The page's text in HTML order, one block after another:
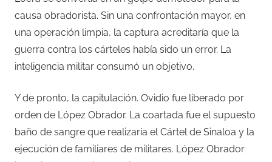
causa obradorista. Sin una confrontación mayor, en
una operación limpia, la captura acreditaría que la
guerra contra los cárteles había sido un error. La
inteligencia militar consumó un objetivo.
Y de pronto, la capitulación. Ovidio fue liberado por
orden de López Obrador. La coartada fue el supuesto
baño de sangre que realizaría el Cártel de Sinaloa y la
ejecución de familiares de militares. López Obrador